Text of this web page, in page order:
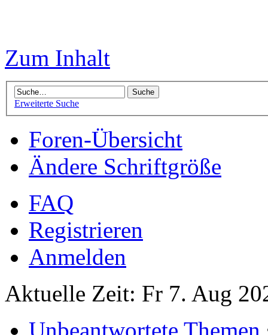
Zum Inhalt
Erweiterte Suche
Foren-Übersicht
Ändere Schriftgröße
FAQ
Registrieren
Anmelden
Aktuelle Zeit: Fr 7. Aug